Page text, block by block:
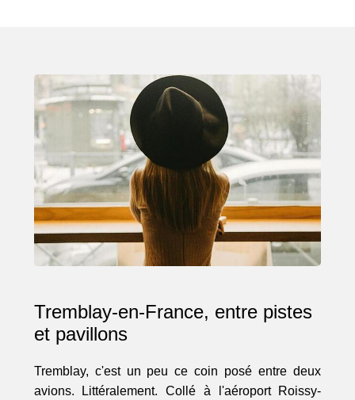
Tremblay-en-France, entre pistes
et pavillons
Tremblay, c'est un peu ce coin posé entre deux
avions. Littéralement. Collé à l'aéroport Roissy-